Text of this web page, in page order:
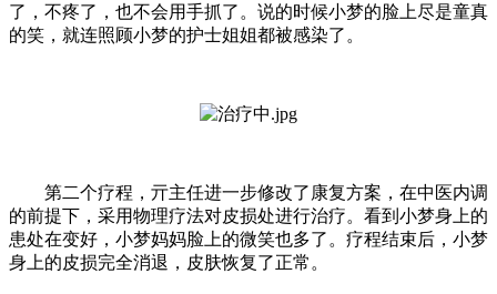
了，不疼了，也不会用手抓了。说的时候小梦的脸上尽是童真
的笑，就连照顾小梦的护士姐姐都被感染了。
第二个疗程，亓主任进一步修改了康复方案，在中医内调
的前提下，采用物理疗法对皮损处进行治疗。看到小梦身上的
患处在变好，小梦妈妈脸上的微笑也多了。疗程结束后，小梦
身上的皮损完全消退，皮肤恢复了正常。